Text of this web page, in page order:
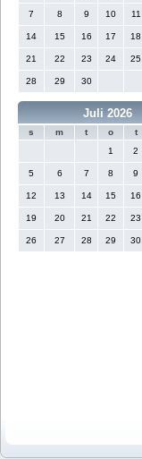
7 8 9 10 11
14 15 16 17 18
21 22 23 24 25
28 29 30
Juli 2026
s m t o t
1
2
5 6 7 8 9
12 13 14 15 16
19 20 21 22 23
26 27 28 29 30